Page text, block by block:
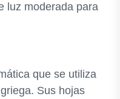
luz moderada para
que se utiliza
Sus hojas